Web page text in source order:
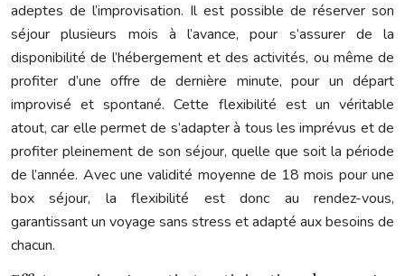
adeptes de l’improvisation. Il est possible de réserver son
séjour plusieurs mois à l’avance, pour s’assurer de la
disponibilité de l’hébergement et des activités, ou même de
profiter d’une offre de dernière minute, pour un départ
improvisé et spontané. Cette flexibilité est un véritable
atout, car elle permet de s’adapter à tous les imprévus et de
profiter pleinement de son séjour, quelle que soit la période
de l’année. Avec une validité moyenne de 18 mois pour une
box séjour, la flexibilité est donc au rendez-vous,
garantissant un voyage sans stress et adapté aux besoins de
chacun.